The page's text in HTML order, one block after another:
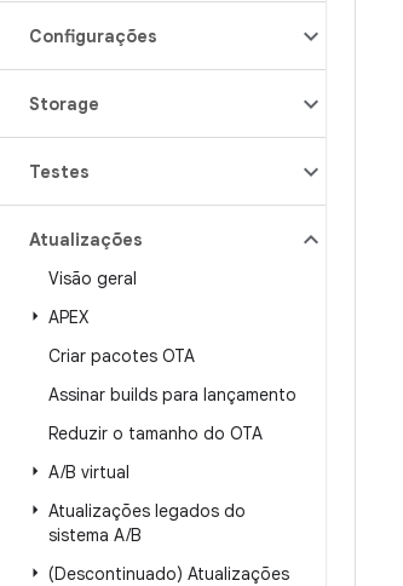
Configurações
Storage
Testes
Atualizações
Visão geral
APEX
Criar pacotes OTA
Assinar builds para lançamento
Reduzir o tamanho do OTA
A/B virtual
Atualizações legados do
sistema A/B
(Descontinuado) Atualizações